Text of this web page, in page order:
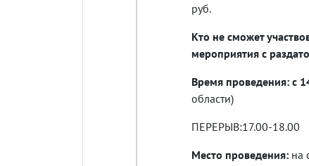
руб.
Кто не сможет
мероприятия с
Время проведения: с
области)
ПЕРЕРЫВ:17.00-18.00
Место проведения: на